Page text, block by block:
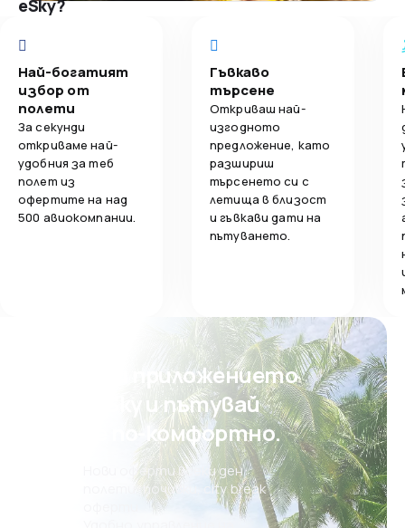
eSky?
Най-богатият
избор от
полети
За секунди
откриваме най-
удобния за теб
полет из
офертите на над
500 авиокомпании.
Гъвкаво
търсене
Откриваш най-
изгодното
предложение, като
разшириш
търсенето си с
летища в близост
и гъвкави дати на
пътуването.
Свали приложението
на eSky и пътувай
още по-комфортно.
Нови оферти всеки ден:
полети, почивки, city break